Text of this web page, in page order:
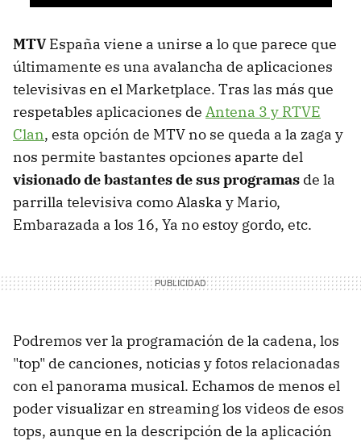
MTVEspaña viene a unirse a lo que parece que
últimamente es una avalancha de aplicaciones
televisivas en el Marketplace. Tras las más que
respetables aplicaciones de Antena 3 y RTVE
Clan, esta opción de MTV no se queda a la zaga y
nos permite bastantes opciones aparte del
visionado de bastantes de sus programas de la
parrilla televisiva como Alaska y Mario,
Embarazada a los 16, Ya no estoy gordo, etc.
Podremos ver la programación de la cadena, los
"top" de canciones, noticias y fotos relacionadas
con el panorama musical. Echamos de menos el
poder visualizar en streaming los videos de esos
tops, aunque en la descripción de la aplicación